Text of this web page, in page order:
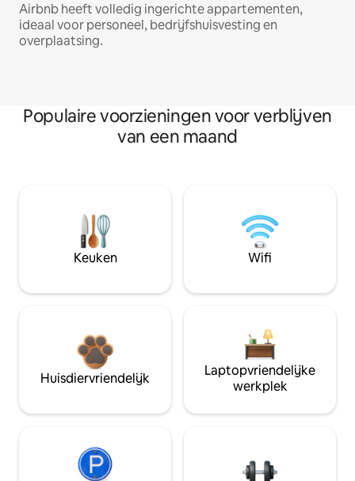
Airbnb heeft volledig ingerichte appartementen,
ideaal voor personeel, bedrijfshuisvesting en
overplaatsing.
Populaire voorzieningen voor verblijven
van een maand
Keuken Wifi
Huisdiervriendelijk
Laptopvriendelijke
werkplek